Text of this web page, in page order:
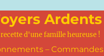
Ardents
d'une famille heureuse !
– Commandes